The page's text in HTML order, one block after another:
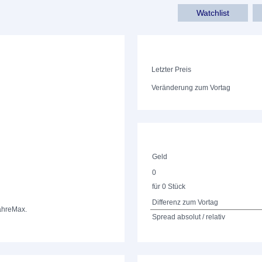
Watchlist
Max.
Letzter Preis
Veränderung zum Vortag
Geld
0
für 0 Stück
Differenz zum Vortag
Spread absolut / relativ